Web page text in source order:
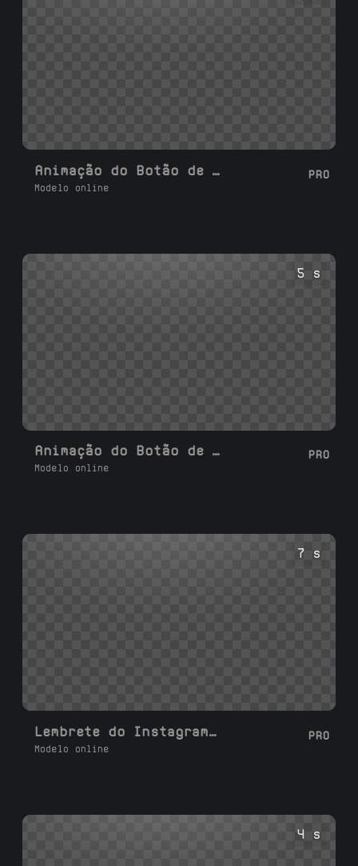
Animação do Botão de Entrar no Discord
Modelo online
PRO
5 s
Animação do Botão de Seguir no KICK
Modelo online
PRO
7 s
Lembrete do Instagram no Telefone em Slide
Modelo online
PRO
4 s